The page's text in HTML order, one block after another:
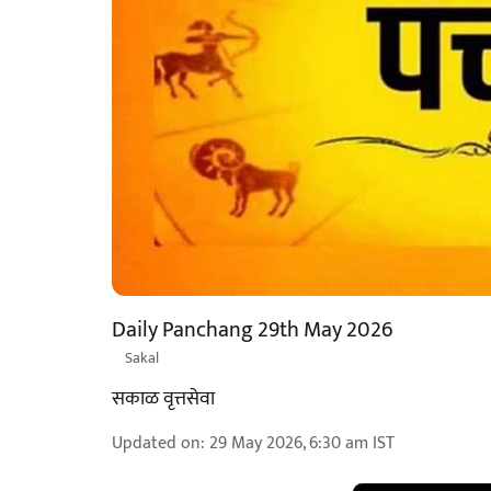
Daily Panchang 29th May 2026
Sakal
सकाळ वृत्तसेवा
Updated on: 29 May 2026, 6:30 am IST